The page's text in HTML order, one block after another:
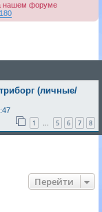
нашем форуме
(личные/
1 … 5 6 7 8
Перейти